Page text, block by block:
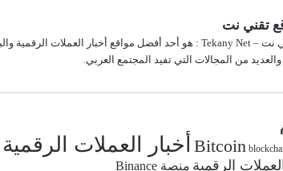
تقني نت
والعديد من المجالات التي تفيد المجتمع العربي.
Bitcoin أخبار العملات الرقمية
الرقمية منصة Binance